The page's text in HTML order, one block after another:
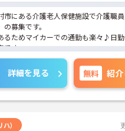
市にある介護老人保健施設で介護職員
の募集です。
るためマイカーでの通勤も楽々♪日勤
です。
したフォロー体制で、経験に関わら
ートできます。シフトの相談もできま
のペースでお仕事ができます。
人にご興味がございましたら面接の
えしますので是非ご応募お待ちして
詳細を見る 無料 紹介
）